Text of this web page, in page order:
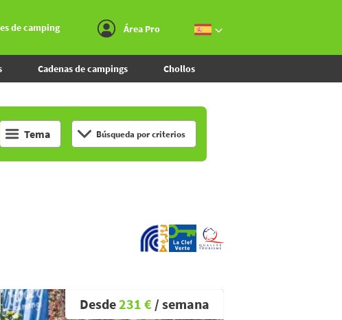
de camping Área Pro
Cadenas de campings Chollos
Tema Búsqueda por criterios
Desde231 € / semana